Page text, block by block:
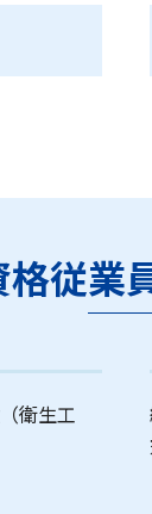
従業
衛生工